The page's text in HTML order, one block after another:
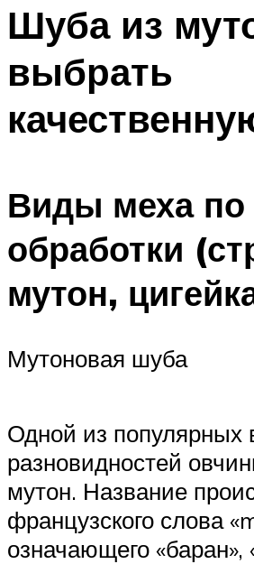
Шуба из
выбрать
Виды меха по
обработки
мутон,
Мутоновая шуба
Одной из популярных
разновидностей
мутон. Название
французского слова
означающего «баран»,